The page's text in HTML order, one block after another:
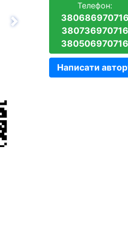
Телефон:
380686970716
380736970716
380506970716
Написати